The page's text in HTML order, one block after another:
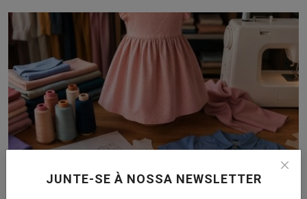
JUNTE-SE À NOSSA NEWSLETTER